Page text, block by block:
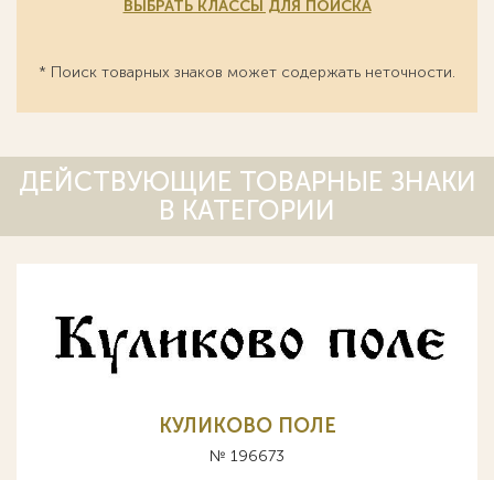
ВЫБРАТЬ КЛАССЫ ДЛЯ ПОИСКА
* Поиск товарных знаков может содержать неточности.
ДЕЙСТВУЮЩИЕ ТОВАРНЫЕ ЗНАКИ
В КАТЕГОРИИ
КУЛИКОВО ПОЛЕ
№ 196673